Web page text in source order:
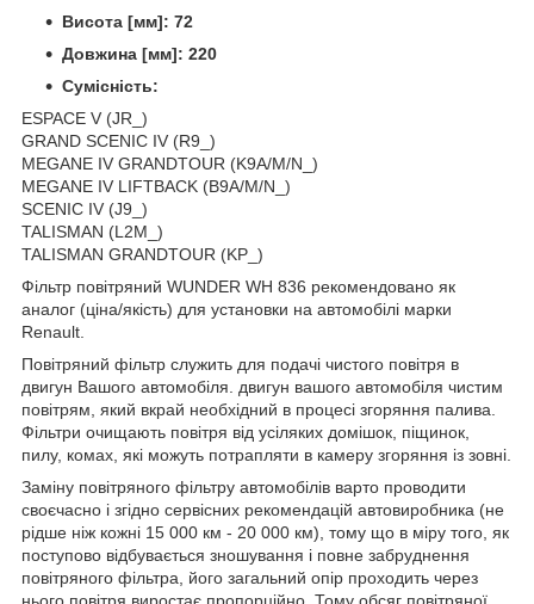
Висота [мм]: 72
Довжина [мм]: 220
Сумісність:
ESPACE V (JR_)
GRAND SCENIC IV (R9_)
MEGANE IV GRANDTOUR (K9A/M/N_)
MEGANE IV LIFTBACK (B9A/M/N_)
SCENIC IV (J9_)
TALISMAN (L2M_)
TALISMAN GRANDTOUR (KP_)
Фільтр повітряний WUNDER WH 836 рекомендовано як
аналог (ціна/якість) для установки на автомобілі марки
Renault.
Повітряний фільтр служить для подачі чистого повітря в
двигун Вашого автомобіля. двигун вашого автомобіля чистим
повітрям, який вкрай необхідний в процесі згоряння палива.
Фільтри очищають повітря від усіляких домішок, піщинок,
пилу, комах, які можуть потрапляти в камеру згоряння із зовні.
Заміну повітряного фільтру автомобілів варто проводити
своєчасно і згідно сервісних рекомендацій автовиробника (не
рідше ніж кожні 15 000 км - 20 000 км), тому що в міру того, як
поступово відбувається зношування і повне забруднення
повітряного фільтра, його загальний опір проходить через
нього повітря виростає пропорційно. Тому обсяг повітряної